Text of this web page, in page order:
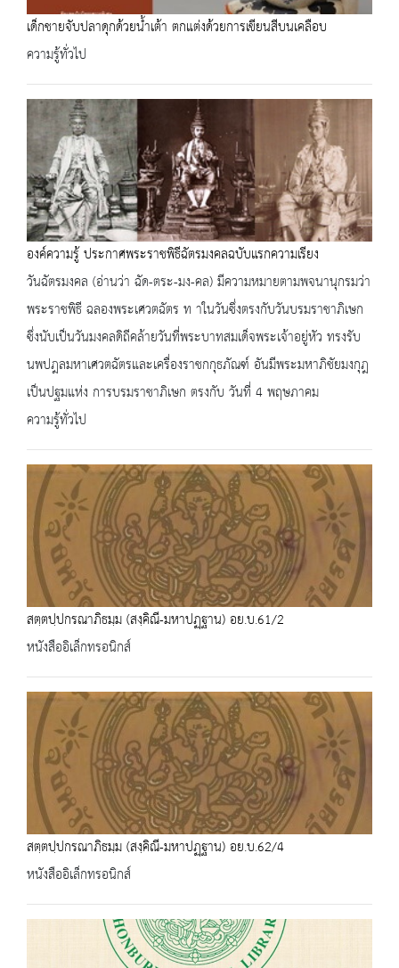
เด็กชายจับปลาดุกด้วยน้ำเต้า ตกแต่งด้วยการเขียนสีบนเคลือบ
ความรู้ทั่วไป
องค์ความรู้ ประกาศพระราชพิธีฉัตรมงคลฉบับแรกความเรียง
วันฉัตรมงคล (อ่านว่า ฉัด-ตระ-มง-คล) มีความหมายตามพจนานุกรมว่า
พระราชพิธี ฉลองพระเศวตฉัตร ท าในวันซึ่งตรงกับวันบรมราชาภิเษก
ซึ่งนับเป็นวันมงคลดิถีคล้ายวันที่พระบาทสมเด็จพระเจ้าอยู่หัว ทรงรับ
นพปฎลมหาเศวตฉัตรและเครื่องราชกกุธภัณฑ์ อันมีพระมหาภิชัยมงกุฎ
เป็นปฐมแห่ง การบรมราชาภิเษก ตรงกับ วันที่ 4 พฤษภาคม
ความรู้ทั่วไป
สตฺตปฺปกรณาภิธมฺม (สงฺคิณี-มหาปฏฺฐาน) อย.บ.61/2
หนังสืออิเล็กทรอนิกส์
สตฺตปฺปกรณาภิธมฺม (สงฺคิณี-มหาปฏฺฐาน) อย.บ.62/4
หนังสืออิเล็กทรอนิกส์